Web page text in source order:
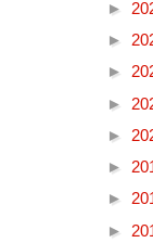
►
►
►
►
►
►
►
►